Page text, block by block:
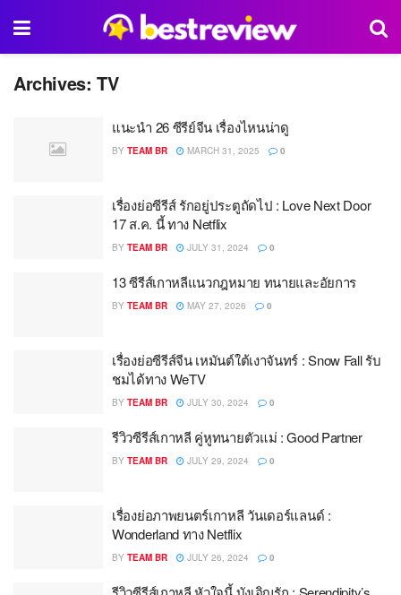
Archives: TV
แนะนำ 26 ซีรีย์จีน เรื่องไหนน่าดู
BY TEAM BR MARCH 31, 2025 0
เรื่องย่อซีรีส์ รักอยู่ประตูถัดไป : Love Next Door
17 ส.ค. นี้ ทาง Netflix
BY TEAM BR JULY 31, 2024 0
13 ซีรีส์เกาหลีแนวกฎหมาย ทนายและอัยการ
BY TEAM BR MAY 27, 2026 0
เรื่องย่อซีรีส์จีน เหมันต์ใต้เงาจันทร์ : Snow Fall รับ
ชมได้ทาง WeTV
BY TEAM BR JULY 30, 2024 0
รีวิวซีรีส์เกาหลี คู่หูทนายตัวแม่ : Good Partner
BY TEAM BR JULY 29, 2024 0
เรื่องย่อภาพยนตร์เกาหลี วันเดอร์แลนด์ :
Wonderland ทาง Netflix
BY TEAM BR JULY 26, 2024 0